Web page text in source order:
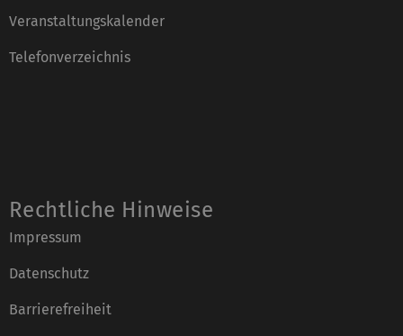
Veranstaltungskalender
Telefonverzeichnis
Rechtliche Hinweise
Impressum
Datenschutz
Barrierefreiheit